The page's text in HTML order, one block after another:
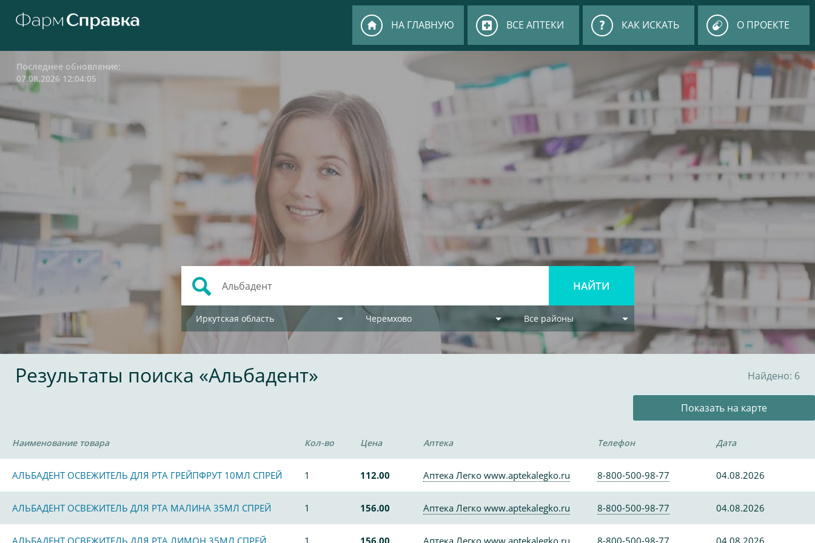
НА ГЛАВНУЮ ВСЕ АПТЕКИ КАК ИСКАТЬ О ПРОЕКТЕ
Последнее обновление:
07.08.2026 12:04:05
Иркутская область Черемхово Все районы
Результаты поиска «Альбадент» Найдено: 6
Показать на карте
Наименование товара Кол-во Цена Аптека Телефон Дата
АЛЬБАДЕНТ ОСВЕЖИТЕЛЬ ДЛЯ РТА ГРЕЙПФРУТ 10МЛ СПРЕЙ 1 112.00 Аптека Легко www.aptekalegko.ru 8-800-500-98-77 04.08.2026
АЛЬБАДЕНТ ОСВЕЖИТЕЛЬ ДЛЯ РТА МАЛИНА 35МЛ СПРЕЙ 1 156.00 Аптека Легко www.aptekalegko.ru 8-800-500-98-77 04.08.2026
АЛЬБАДЕНТ ОСВЕЖИТЕЛЬ ДЛЯ РТА ЛИМОН 35МЛ СПРЕЙ 1 156.00 Аптека Легко www.aptekalegko.ru 8-800-500-98-77 04.08.2026